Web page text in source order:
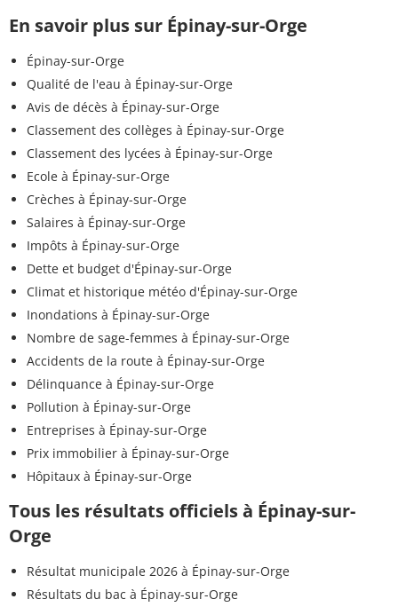
En savoir plus sur Épinay-sur-Orge
Épinay-sur-Orge
Qualité de l'eau à Épinay-sur-Orge
Avis de décès à Épinay-sur-Orge
Classement des collèges à Épinay-sur-Orge
Classement des lycées à Épinay-sur-Orge
Ecole à Épinay-sur-Orge
Crèches à Épinay-sur-Orge
Salaires à Épinay-sur-Orge
Impôts à Épinay-sur-Orge
Dette et budget d'Épinay-sur-Orge
Climat et historique météo d'Épinay-sur-Orge
Inondations à Épinay-sur-Orge
Nombre de sage-femmes à Épinay-sur-Orge
Accidents de la route à Épinay-sur-Orge
Délinquance à Épinay-sur-Orge
Pollution à Épinay-sur-Orge
Entreprises à Épinay-sur-Orge
Prix immobilier à Épinay-sur-Orge
Hôpitaux à Épinay-sur-Orge
Tous les résultats officiels à Épinay-sur-
Orge
Résultat municipale 2026 à Épinay-sur-Orge
Résultats du bac à Épinay-sur-Orge